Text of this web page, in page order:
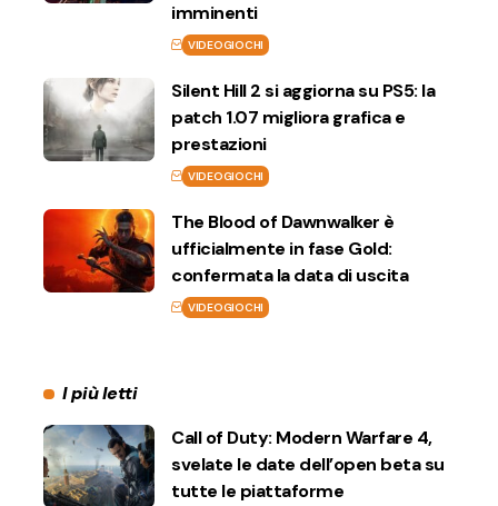
imminenti
VIDEOGIOCHI
Silent Hill 2 si aggiorna su PS5: la
patch 1.07 migliora grafica e
prestazioni
VIDEOGIOCHI
The Blood of Dawnwalker è
ufficialmente in fase Gold:
confermata la data di uscita
VIDEOGIOCHI
I più letti
Call of Duty: Modern Warfare 4,
svelate le date dell’open beta su
tutte le piattaforme